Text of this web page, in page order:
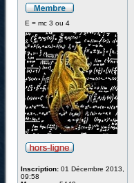
E = mc 3 ou 4
Inscription: 01 Décembre 2013,
09:58